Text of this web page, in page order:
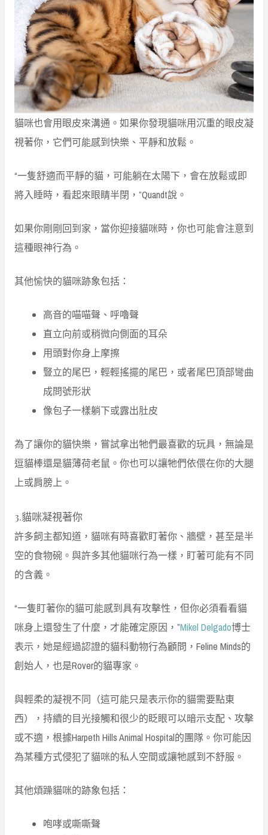
貓咪也會用眼皮來溝通。如果你發現貓咪用沉重的眼皮凝
視著你，它們可能感到快樂、平靜和放鬆。
“一隻舒適而平靜的貓，可能躺在太陽下，會在放鬆或即
將入睡時，看起來眼睛半閉，”Quandt說。
如果你剛剛回到家，當你迎接貓咪時，你也可能會注意到
這種眼神行為。
其他愉快的貓咪跡象包括：
高音的喵喵聲、呼嚕聲
直立向前或稍微向側面的耳朵
用頭對你身上摩擦
豎立的尾巴，輕輕搖擺的尾巴，或者尾巴頂部彎曲
成問號形狀
像包子一樣躺下或露出肚皮
為了讓你的貓快樂，嘗試拿出牠們最喜歡的玩具，無論是
逗貓棒還是貓薄荷老鼠。你也可以讓牠們依偎在你的大腿
上或肩膀上。
3.貓咪凝視著你
許多飼主都知道，貓咪有時喜歡盯著你、牆壁，甚至是半
空的食物碗。與許多其他貓咪行為一樣，盯著可能有不同
的含義。
“一隻盯著你的貓可能感到具有攻擊性，但你必須看看貓
咪身上還發生了什麼，才能確定原因，”Mikel Delgado博士
表示，她是經過認證的貓科動物行為顧問，Feline Minds的
創始人，也是Rover的貓專家。
與輕柔的凝視不同（這可能只是表示你的貓需要點東
西），持續的目光接觸和很少的眨眼可以暗示支配、攻擊
或不適，根據Harpeth Hills Animal Hospital的團隊。你可能因
為某種方式侵犯了貓咪的私人空間或讓牠感到不舒服。
其他煩躁貓咪的跡象包括：
咆哮或嘶嘶聲